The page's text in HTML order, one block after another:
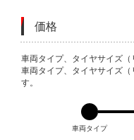
価格
VARIATIONS
車両タイプ、タイヤサイズ（
車両タイプ、タイヤサイズ
す。
車両タイプ